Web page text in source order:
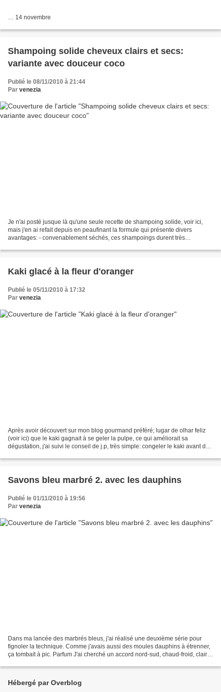
… 14 novembre
Shampoing solide cheveux clairs et secs:
variante avec douceur coco
Publié le 08/11/2010 à 21:44
Par venezia
Je n'ai posté jusque là qu'une seule recette de shampoing solide, voir ici,
mais j'en ai refait depuis en peaufinant la formule qui présente divers
avantages: - convenablement séchés, ces shampoings durent très
Kaki glacé à la fleur d'oranger
Publié le 05/11/2010 à 17:32
Par venezia
Après avoir découvert sur mon blog gourmand préféré; lugar de olhar feliz
(voir ici) que le kaki gagnait à se geler la pulpe, ce qui améliorait sa
dégustation, j'ai suivi le conseil de j.p, très simple: congeler le kaki avant de
Savons bleu marbré 2. avec les dauphins
Publié le 01/11/2010 à 19:56
Par venezia
Dans ma lancée des marbrés bleus, j'ai réalisé une deuxième série pour
fignoler la technique. Comme j'avais aussi des moules dauphins à étrenner,
ça tombait à pic. Parfum J'ai cherché un accord nord-sud, chaud-froid, clair-
Hébergé par Overblog